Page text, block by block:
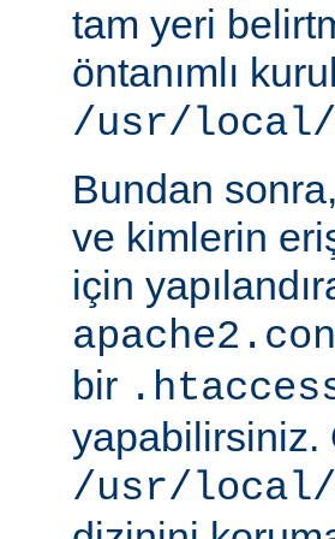
tam yeri
öntanımlı
/usr/local/
Bundan
ve kimlerin
için
bir
yapabilirsiniz.
/usr/local/